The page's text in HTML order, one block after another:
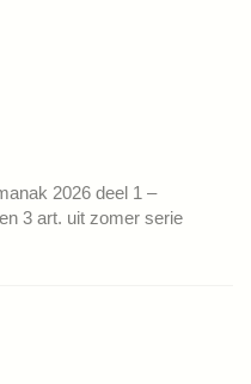
2026 deel 1 –
3 art. uit zomer serie